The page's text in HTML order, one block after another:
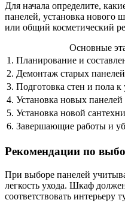
Для начала определите,
панелей, установка нового
или общий косметический
Основные
1. Планирование и
2. Демонтаж старых
3. Подготовка стен и пола
4. Установка новых
5. Установка новой
6. Завершающие работы и
Рекомендации по
При выборе панелей
легкость ухода. Шкаф
соответствовать интерьеру